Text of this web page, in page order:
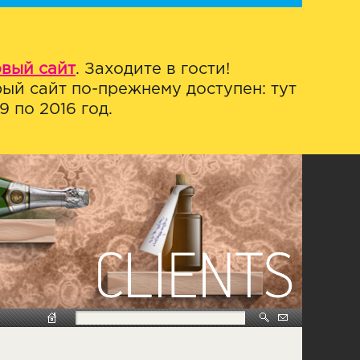
сайт. Заходите в гости!
сайт по-прежнему доступен: тут
по 2016 год.